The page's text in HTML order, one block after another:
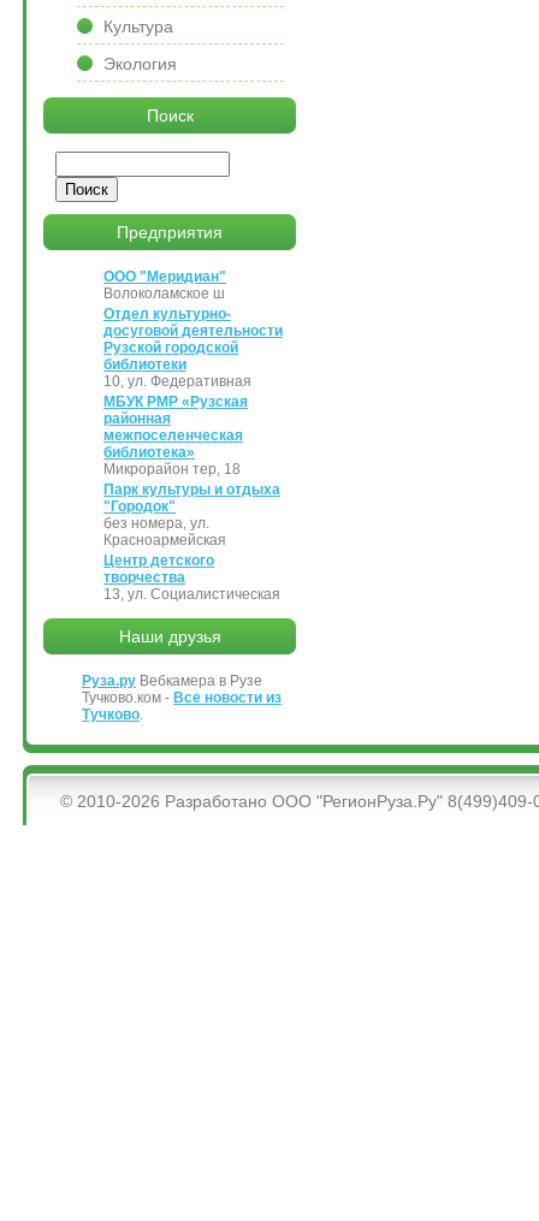
Культура
Экология
Поиск
Предприятия
ООО "Меридиан"
Волоколамское ш
Отдел культурно-
досуговой деятельности
Рузской городской
библиотеки
10, ул. Федеративная
МБУК РМР «Рузская
районная
межпоселенческая
библиотека»
Микрорайон тер, 18
Парк культуры и отдыха
"Городок"
без номера, ул.
Красноармейская
Центр детского
творчества
13, ул. Социалистическая
Наши друзья
Руза.ру Вебкамера в Рузе
Тучково.ком - Все новости из
Тучково.
&bsps;
© 2010-2026 Разработано ООО "РегионРуза.Ру" 8(499)409-